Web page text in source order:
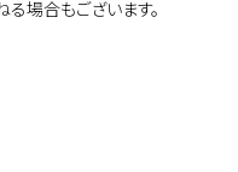
る場合もございます。